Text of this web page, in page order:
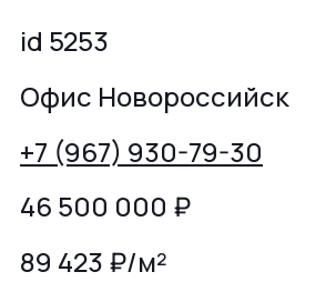
id 5253
Офис Новороссийск
+7 (967) 930-79-30
46 500 000 ₽
89 423 ₽/м²